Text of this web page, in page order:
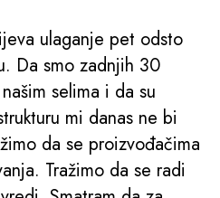
ulaganje pet odsto
Da smo zadnjih 30
selima i da su
mi danas ne bi
da se proizvođačima
Tražimo da se radi